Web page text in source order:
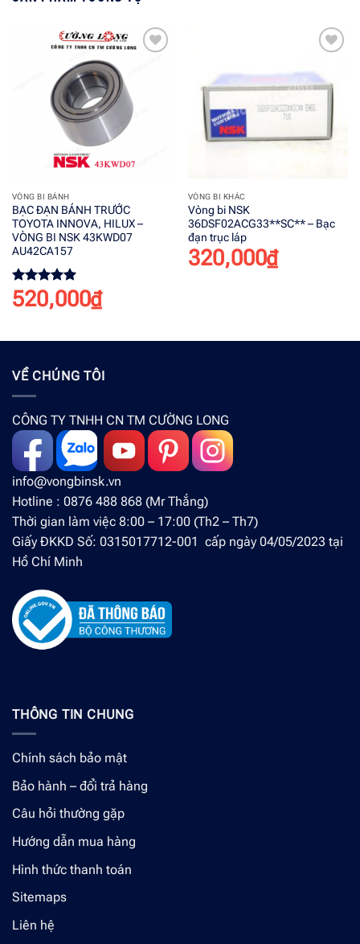
wishlist
VÒNG BI BÁNH
BẠC ĐẠN BÁNH TRƯỚC
TOYOTA INNOVA, HILUX –
VÒNG BI NSK 43KWD07
AU42CA157
Được xếp
hạng5.00
520,000₫
Add to
wishlist
VÒNG BI KHÁC
Vòng bi NSK
36DSF02ACG33**SC** – Bạc
đạn trục láp
320,000₫
VỀ CHÚNG TÔI
CÔNG TY TNHH CN TM CƯỜNG LONG
info@vongbinsk.vn
Hotline : 0876 488 868 (Mr Thắng)
Thời gian làm việc 8:00 – 17:00 (Th2 – Th7)
Giấy ĐKKD Số: 0315017712-001 cấp ngày 04/05/2023 tại
Hồ Chí Minh
THÔNG TIN CHUNG
Chính sách bảo mật
Bảo hành – đổi trả hàng
Câu hỏi thường gặp
Hướng dẫn mua hàng
Hình thức thanh toán
Sitemaps
Liên hệ